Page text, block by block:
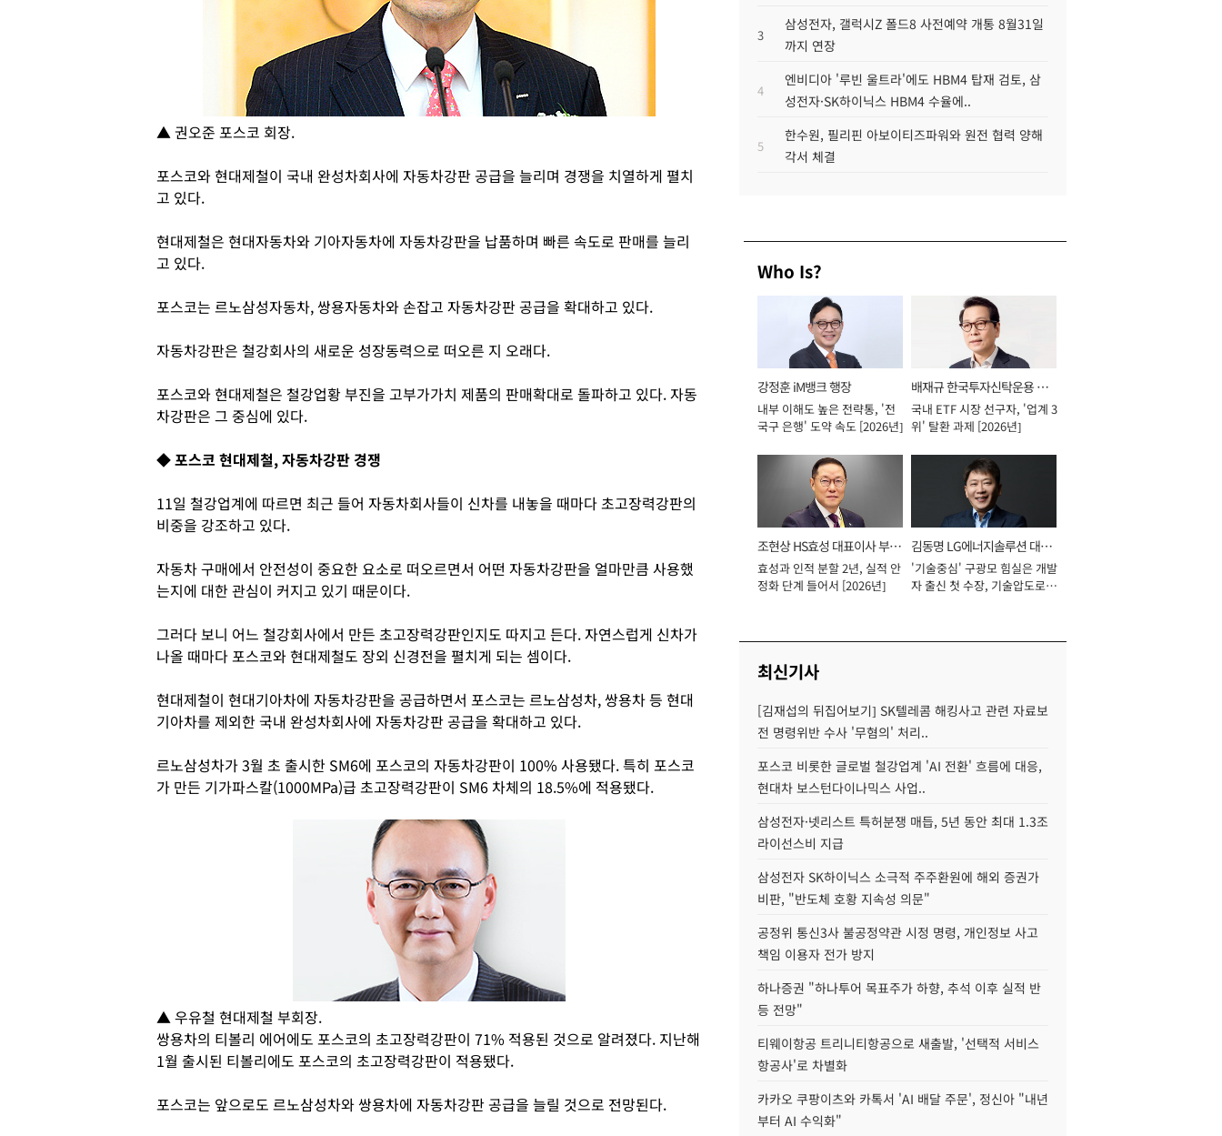
▲ 권오준 포스코 회장.
포스코와 현대제철이 국내 완성차회사에 자동차강판 공급을 늘리며 경쟁을 치열하게 펼치
고 있다.
현대제철은 현대자동차와 기아자동차에 자동차강판을 납품하며 빠른 속도로 판매를 늘리
고 있다.
포스코는 르노삼성자동차, 쌍용자동차와 손잡고 자동차강판 공급을 확대하고 있다.
자동차강판은 철강회사의 새로운 성장동력으로 떠오른 지 오래다.
포스코와 현대제철은 철강업황 부진을 고부가가치 제품의 판매확대로 돌파하고 있다. 자동
차강판은 그 중심에 있다.
◆ 포스코 현대제철, 자동차강판 경쟁
11일 철강업계에 따르면 최근 들어 자동차회사들이 신차를 내놓을 때마다 초고장력강판의
비중을 강조하고 있다.
자동차 구매에서 안전성이 중요한 요소로 떠오르면서 어떤 자동차강판을 얼마만큼 사용했
는지에 대한 관심이 커지고 있기 때문이다.
그러다 보니 어느 철강회사에서 만든 초고장력강판인지도 따지고 든다. 자연스럽게 신차가
나올 때마다 포스코와 현대제철도 장외 신경전을 펼치게 되는 셈이다.
현대제철이 현대기아차에 자동차강판을 공급하면서 포스코는 르노삼성차, 쌍용차 등 현대
기아차를 제외한 국내 완성차회사에 자동차강판 공급을 확대하고 있다.
르노삼성차가 3월 초 출시한 SM6에 포스코의 자동차강판이 100% 사용됐다. 특히 포스코
가 만든 기가파스칼(1000MPa)급 초고장력강판이 SM6 차체의 18.5%에 적용됐다.
▲ 우유철 현대제철 부회장.
쌍용차의 티볼리 에어에도 포스코의 초고장력강판이 71% 적용된 것으로 알려졌다. 지난해
1월 출시된 티볼리에도 포스코의 초고장력강판이 적용됐다.
포스코는 앞으로도 르노삼성차와 쌍용차에 자동차강판 공급을 늘릴 것으로 전망된다.
3
삼성전자, 갤럭시Z 폴드8 사전예약 개통 8월31일
까지 연장
4
엔비디아 '루빈 울트라'에도 HBM4 탑재 검토, 삼
성전자·SK하이닉스 HBM4 수율에..
5
한수원, 필리핀 아보이티즈파워와 원전 협력 양해
각서 체결
Who Is?
강정훈 iM뱅크 행장
내부 이해도 높은 전략통, '전
국구 은행' 도약 속도 [2026년]
배재규 한국투자신탁운용 대
표이사 사장
국내 ETF 시장 선구자, '업계 3
위' 탈환 과제 [2026년]
조현상 HS효성 대표이사 부회
장
효성과 인적 분할 2년, 실적 안
정화 단계 들어서 [2026년]
김동명 LG에너지솔루션 대표
이사 사장
'기술중심' 구광모 힘실은 개발
자 출신 첫 수장, 기술압도로
최신기사
[김재섭의 뒤집어보기] SK텔레콤 해킹사고 관련 자료보
전 명령위반 수사 '무혐의' 처리..
포스코 비롯한 글로벌 철강업계 'AI 전환' 흐름에 대응,
현대차 보스턴다이나믹스 사업..
삼성전자·넷리스트 특허분쟁 매듭, 5년 동안 최대 1.3조
라이선스비 지급
삼성전자 SK하이닉스 소극적 주주환원에 해외 증권가
비판, "반도체 호황 지속성 의문"
공정위 통신3사 불공정약관 시정 명령, 개인정보 사고
책임 이용자 전가 방지
하나증권 "하나투어 목표주가 하향, 추석 이후 실적 반
등 전망"
티웨이항공 트리니티항공으로 새출발, '선택적 서비스
항공사'로 차별화
카카오 쿠팡이츠와 카톡서 'AI 배달 주문', 정신아 "내년
부터 AI 수익화"